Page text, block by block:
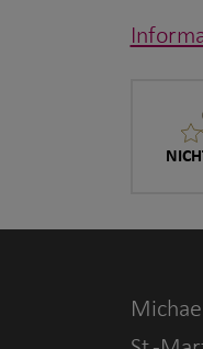
Über HORBACH